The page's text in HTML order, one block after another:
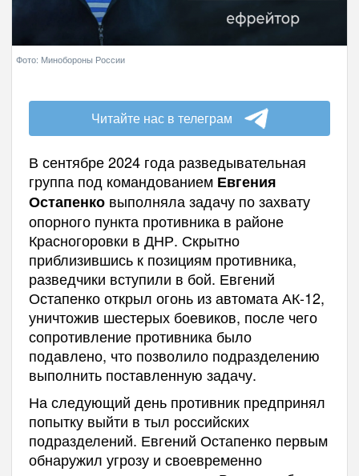
Фото: Минобороны России
Читайте нас в телеграм
В сентябре 2024 года разведывательная
группа под командованием Евгения
Остапенковыполняла задачу по захвату
опорного пункта противника в районе
Красногоровки в ДНР. Скрытно
приблизившись к позициям противника,
разведчики вступили в бой. Евгений
Остапенко открыл огонь из автомата АК-12,
уничтожив шестерых боевиков, после чего
сопротивление противника было
подавлено, что позволило подразделению
выполнить поставленную задачу.
На следующий день противник предпринял
попытку выйти в тыл российских
подразделений. Евгений Остапенко первым
обнаружил угрозу и своевременно